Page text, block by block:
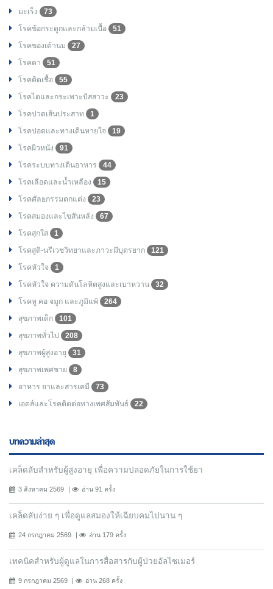
มะเร็ง
73
โรคข้อกระดูกและกล้ามเนื้อ
51
โรคของเต้านม
27
โรคตา
51
โรคติดเชื้อ
55
โรคไตและกระเพาะปัสสาวะ
23
โรคปวดเส้นประสาท
1
โรคปอดและทางเดินหายใจ
19
โรคผิวหนัง
91
โรคระบบทางเดินอาหาร
44
โรคเลือดและน้ำเหลือง
15
โรคศัลยกรรมตกแต่ง
23
โรคสมองและไขสันหลัง
67
โรคสุกใส
1
โรคสูติ-นรีเวชวิทยาและภาวะมีบุตรยาก
121
โรคหัวใจ
1
โรคหัวใจ ความดันโลหิตสูงและเบาหวาน
32
โรคหู คอ จมูก และภูมิแพ้
264
สุขภาพเด็ก
101
สุขภาพทั่วไป
208
สุขภาพผู้สูงอายุ
31
สุขภาพเพศชาย
8
อาหาร ยาและสารเคมี
73
เอดส์และโรคติดต่อทางเพศสัมพันธ์
22
บทความล่าสุด
เคล็ดลับสำหรับผู้สูงอายุ เพื่อความปลอดภัยในการใช้ยา
3 สิงหาคม 2569 อ่าน 91 ครั้ง
เคล็ดลับง่าย ๆ เพื่อดูแลสมองให้เฉียบคมไปนาน ๆ
24 กรกฎาคม 2569 อ่าน 179 ครั้ง
เทคนิคสำหรับผู้ดูแลในการสื่อสารกับผู้ป่วยอัลไซเมอร์
9 กรกฎาคม 2569 อ่าน 268 ครั้ง